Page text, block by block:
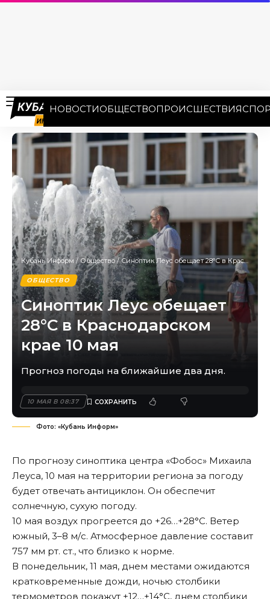
НОВОСТИОБЩЕСТВОПРОИСШЕСТВИЯ
Кубань Информ /Общество/Синоптик Леус обещает 28°С в Краснодарском крае 10 мая
ОБЩЕСТВО
Синоптик Леус обещает
28°С в Краснодарском
крае 10 мая
Прогноз погоды на ближайшие два дня.
10 МАЯ В 08:37
Фото: «Кубань Информ»
По прогнозу синоптика центра «Фобос» Михаила
Леуса, 10 мая на территории региона за погоду
будет отвечать антициклон. Он обеспечит
солнечную, сухую погоду.
10 мая воздух прогреется до +26…+28°С. Ветер
южный, 3–8 м/с. Атмосферное давление составит
757 мм рт. ст., что близко к норме.
В понедельник, 11 мая, днем местами ожидаются
кратковременные дожди, ночью столбики
термометров покажут +12…+14°С, днем столбики